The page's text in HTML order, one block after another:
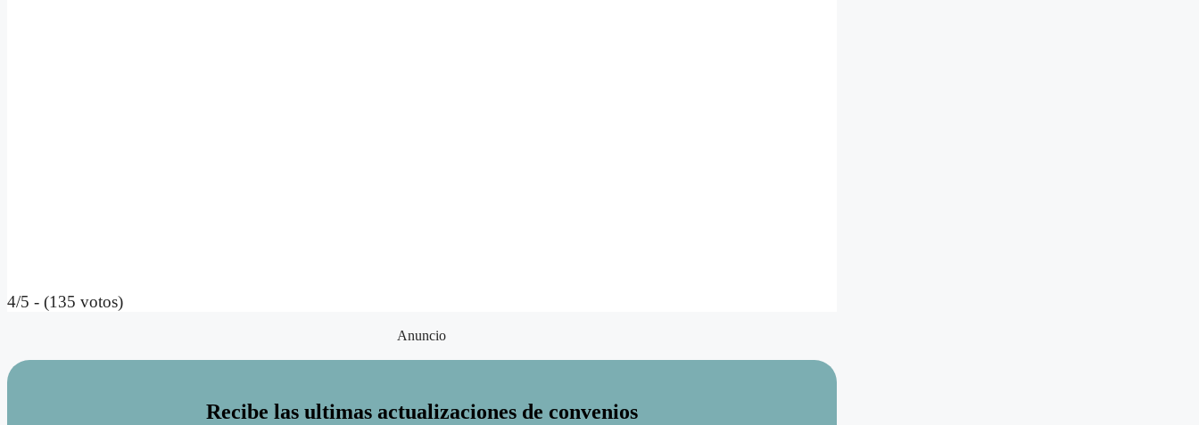
4/5 - (135 votos)
Anuncio
Recibe las ultimas actualizaciones de convenios